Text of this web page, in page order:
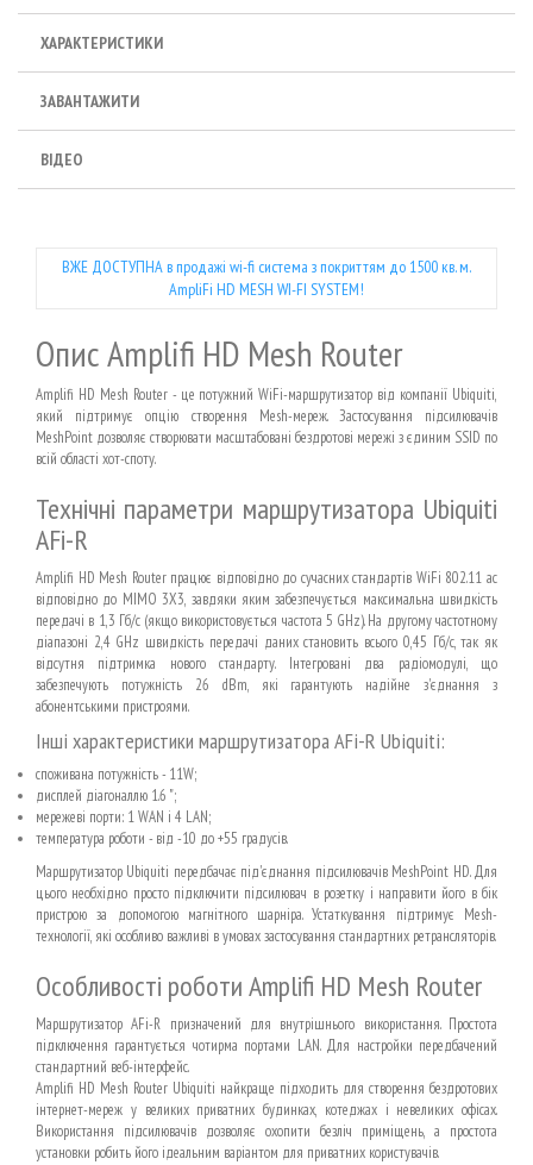
ХАРАКТЕРИСТИКИ
ЗАВАНТАЖИТИ
ВІДЕО
ВЖЕ ДОСТУПНА в продажі wi-fi система з покриттям до 1500 кв. м.
AmpliFi HD MESH WI-FI SYSTEM!
Опис Amplifi HD Mesh Router
Amplifi HD Mesh Router - це потужний WiFi-маршрутизатор від компанії Ubiquiti,
який підтримує опцію створення Mesh-мереж. Застосування підсилювачів
MeshPoint дозволяє створювати масштабовані бездротові мережі з єдиним SSID по
всій області хот-споту.
Технічні параметри маршрутизатора Ubiquiti
AFi-R
Amplifi HD Mesh Router працює відповідно до сучасних стандартів WiFi 802.11 ac
відповідно до MIMO 3X3, завдяки яким забезпечується максимальна швидкість
передачі в 1,3 Гб/с (якщо використовується частота 5 GHz). На другому частотному
діапазоні 2,4 GHz швидкість передачі даних становить всього 0,45 Гб/с, так як
відсутня підтримка нового стандарту. Інтегровані два радіомодулі, що
забезпечують потужність 26 dBm, які гарантують надійне з'єднання з
абонентськими пристроями.
Інші характеристики маршрутизатора AFi-R Ubiquiti:
споживана потужність - 11W;
дисплей діагоналлю 1.6 ";
мережеві порти: 1 WAN і 4 LAN;
температура роботи - від -10 до +55 градусів.
Маршрутизатор Ubiquiti передбачає під'єднання підсилювачів MeshPoint HD. Для
цього необхідно просто підключити підсилювач в розетку і направити його в бік
пристрою за допомогою магнітного шарніра. Устаткування підтримує Mesh-
технології, які особливо важливі в умовах застосування стандартних ретрансляторів.
Особливості роботи Amplifi HD Mesh Router
Маршрутизатор AFi-R призначений для внутрішнього використання. Простота
підключення гарантується чотирма портами LAN. Для настройки передбачений
стандартний веб-інтерфейс.
Amplifi HD Mesh Router Ubiquiti найкраще підходить для створення бездротових
інтернет-мереж у великих приватних будинках, котеджах і невеликих офісах.
Використання підсилювачів дозволяє охопити безліч приміщень, а простота
установки робить його ідеальним варіантом для приватних користувачів.